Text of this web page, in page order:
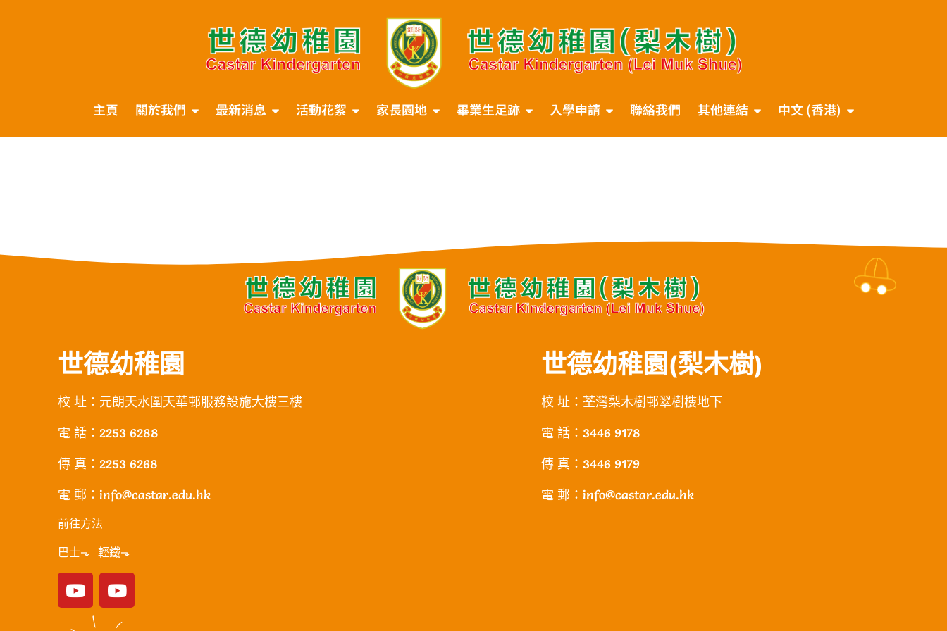
主頁 關於我們 最新消息 活動花絮 家長園地 畢業生足跡 入學申請 聯絡我們 其他連結 中文 (香港)
世德幼稚園
校 址：元朗天水圍天華邨服務設施大樓三樓
電 話：2253 6288
傳 真：2253 6268
電 郵：info@castar.edu.hk
前往方法
巴士⬎ 輕鐵⬎
世德幼稚園(梨木樹)
校 址：荃灣梨木樹邨翠樹樓地下
電 話：3446 9178
傳 真：3446 9179
電 郵：info@castar.edu.hk